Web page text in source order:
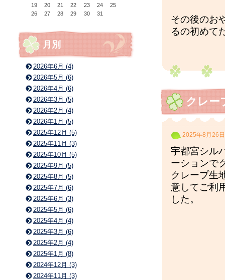
その後のお
るの初めて
クレー
2025年8月26日
宇都宮シル
ーションで
クレープ生
意してご利
した。
19
20 21 22 23 24
25
26
27 28 29 30 31
月別
2026年6月 (4)
2026年5月 (6)
2026年4月 (6)
2026年3月 (5)
2026年2月 (4)
2026年1月 (5)
2025年12月 (5)
2025年11月 (3)
2025年10月 (5)
2025年9月 (5)
2025年8月 (5)
2025年7月 (6)
2025年6月 (3)
2025年5月 (6)
2025年4月 (4)
2025年3月 (6)
2025年2月 (4)
2025年1月 (8)
2024年12月 (3)
2024年11月 (3)